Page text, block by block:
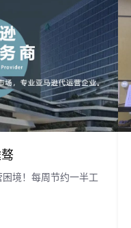
境！每周节约一半工